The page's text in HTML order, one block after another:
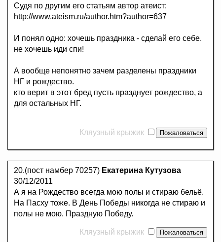
Судя по другим его статьям автор атеист:
http://www.ateism.ru/author.htm?author=637
И понял одно: хочешь праздника - сделай его себе.
не хочешь иди спи!
А вообще непонятно зачем разделены праздники
НГ и рождество.
кто верит в этот бред пусть празднует рождество, а
для остальных НГ.
Кляузный крыжик
20.(пост намбер 70257) Екатерина Кутузова
30/12/2011
А я на Рождество всегда мою полы и стираю бельё.
На Пасху тоже. В День Победы никогда не стираю и
полы не мою. Праздную Победу.
Кляузный крыжик